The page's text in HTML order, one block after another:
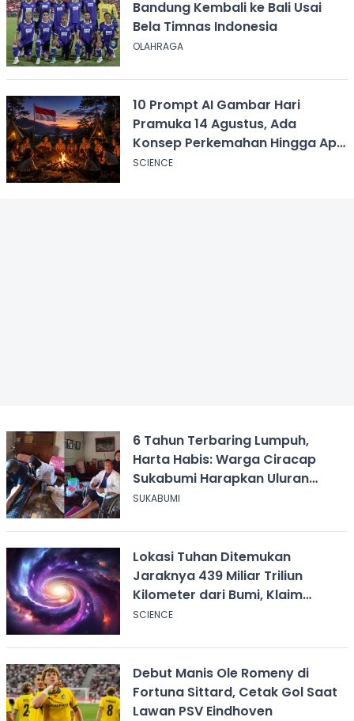
Bandung Kembali ke Bali Usai
Bela Timnas Indonesia
OLAHRAGA
10 Prompt AI Gambar Hari
Pramuka 14 Agustus, Ada
Konsep Perkemahan Hingga Api
Unggun
SCIENCE
6 Tahun Terbaring Lumpuh,
Harta Habis: Warga Ciracap
Sukabumi Harapkan Uluran
Tangan KDM
SUKABUMI
Lokasi Tuhan Ditemukan
Jaraknya 439 Miliar Triliun
Kilometer dari Bumi, Klaim
Ilmuwan Harvard
SCIENCE
Debut Manis Ole Romeny di
Fortuna Sittard, Cetak Gol Saat
Lawan PSV Eindhoven